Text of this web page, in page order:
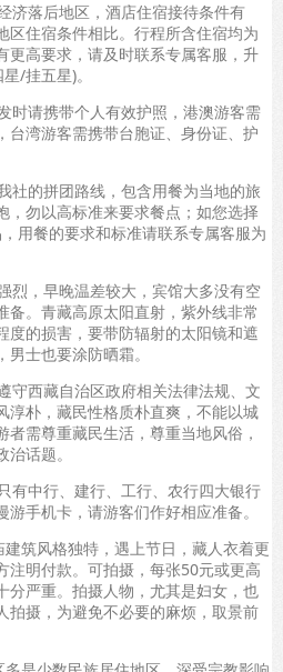
济落后地区，酒店住宿接待条件有
区住宿条件相比。行程所含住宿均为
更高要求，请及时联系专属客服，升
/挂五星)。
时请携带个人有效护照，港澳游客需
台湾游客需携带台胞证、身份证、护
社的拼团路线，包含用餐为当地的旅
，勿以高标准来要求餐点；如您选择
用餐的要求和标准请联系专属客服为
烈，早晚温差较大，宾馆大多没有空
备。青藏高原太阳直射，紫外线非常
度的损害，要带防辐射的太阳镜和遮
士也要涂防晒霜。
守西藏自治区政府相关法律法规、文
淳朴，藏民性格质朴直爽，不能以城
需尊重藏民生活，尊重当地风俗，
话题。
有中行、建行、工行、农行四大银行
手机卡，请游客们作好相应准备。
筑风格独特，遇上节日，藏人衣着更
注明付款。可拍摄，每张50元或更高
分严重。拍摄人物，尤其是妇女，也
拍摄，为避免不必要的麻烦，取景前